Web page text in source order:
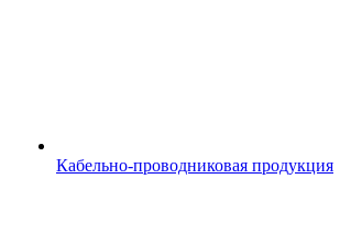
Кабельно-проводниковая продукция